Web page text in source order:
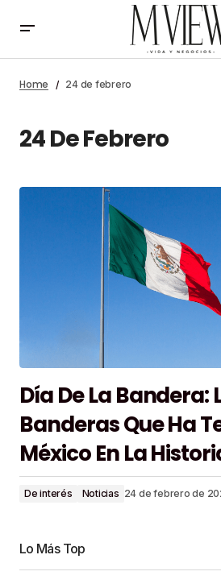
Home 24 de febrero
24 De Febrero
Día De La Bandera:
Banderas Que Ha
México En La
De interés Noticias 24 de febrero de
Lo Más Top